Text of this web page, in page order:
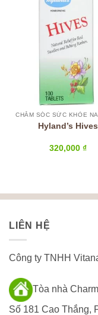
CHĂM SÓC SỨC KHỎE
Hyland’s Hives
320,000 ₫
LIÊN HỆ
Công ty TNHH
Tòa nhà
Số 181 Cao Thắng,